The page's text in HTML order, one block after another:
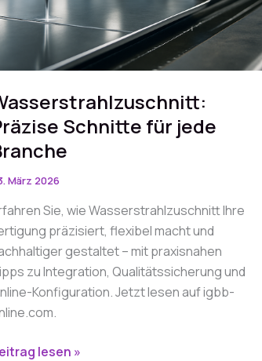
Schnitte für jede
März 2026
Sie, wie Wasserstrahlzuschnitt Ihre
präzisiert, flexibel macht und
gestaltet – mit praxisnahen
zu Integration, Qualitätssicherung und
Konfiguration. Jetzt lesen auf igbb-
lesen »